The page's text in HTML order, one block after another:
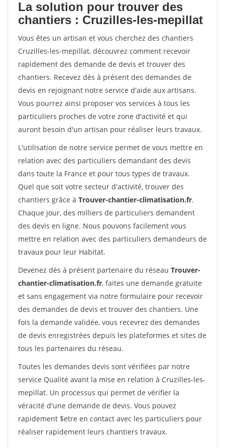
La solution pour trouver des
chantiers : Cruzilles-les-mepillat
Vous êtes un artisan et vous cherchez des chantiers
Cruzilles-les-mepillat, découvrez comment recevoir
rapidement des demande de devis et trouver des
chantiers. Recevez dès à présent des demandes de
devis en rejoignant notre service d'aide aux artisans.
Vous pourrez ainsi proposer vos services à tous les
particuliers proches de votre zone d'activité et qui
auront besoin d'un artisan pour réaliser leurs travaux.
L'utilisation de notre service permet de vous mettre en
relation avec des particuliers demandant des devis
dans toute la France et pour tous types de travaux.
Quel que soit votre secteur d'activité, trouver des
chantiers grâce à Trouver-chantier-climatisation.fr.
Chaque jour, des milliers de particuliers demandent
des devis en ligne. Nous pouvons facilement vous
mettre en relation avec des particuliers demandeurs de
travaux pour leur Habitat.
Devenez dès à présent partenaire du réseau Trouver-
chantier-climatisation.fr, faites une demande gratuite
et sans engagement via notre formulaire pour recevoir
des demandes de devis et trouver des chantiers. Une
fois la demande validée, vous recevrez des demandes
de devis enregistrées depuis les plateformes et sites de
tous les partenaires du réseau.
Toutes les demandes devis sont vérifiées par notre
service Qualité avant la mise en relation à Cruzilles-les-
mepillat. Un processus qui permet de vérifier la
véracité d'une demande de devis. Vous pouvez
rapidement $etre en contact avec les particuliers pour
réaliser rapidement leurs chantiers travaux.